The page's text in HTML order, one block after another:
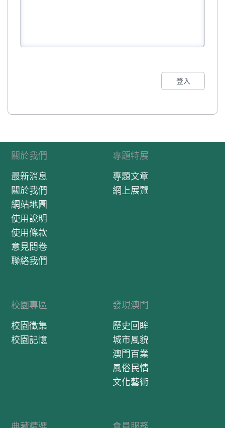
登入
關於我們
最新消息
關於我們
網站地圖
使用說明
使用條款
意見問卷
聯絡我們
專題特展
專題文章
網上展覽
校園專區
校園徵集
校園記憶
發現澳門
歷史回眸
城市風貌
澳門百業
風俗民情
文化藝術